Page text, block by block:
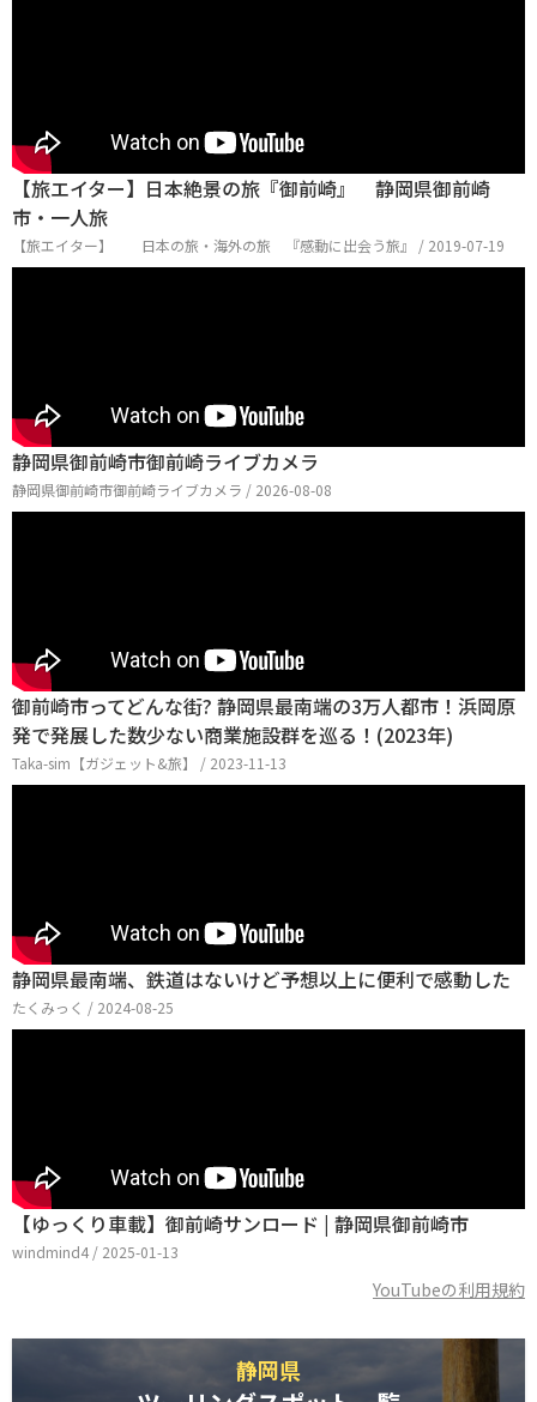
【旅エイター】日本絶景の旅『御前崎』 静岡県御前崎
市・一人旅
【旅エイター】 日本の旅・海外の旅 『感動に出会う旅』 / 2019-07-19
静岡県御前崎市御前崎ライブカメラ
静岡県御前崎市御前崎ライブカメラ / 2026-08-08
御前崎市ってどんな街? 静岡県最南端の3万人都市！浜岡原
発で発展した数少ない商業施設群を巡る！(2023年)
Taka-sim【ガジェット&旅】 / 2023-11-13
静岡県最南端、鉄道はないけど予想以上に便利で感動した
たくみっく / 2024-08-25
【ゆっくり車載】御前崎サンロード | 静岡県御前崎市
windmind4 / 2025-01-13
YouTubeの利用規約
静岡県